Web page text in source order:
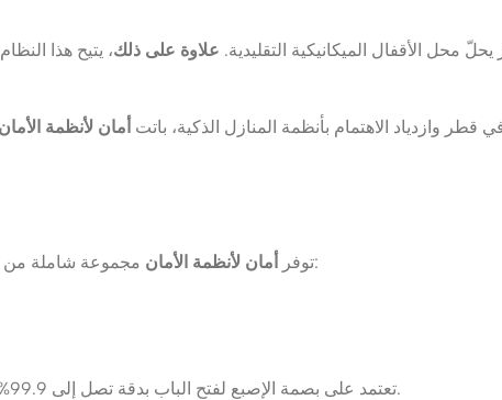
محل الأقفال الميكانيكية التقليدية. علاوة على ذلك، يتيح هذا
قطر وازدياد الاهتمام بأنظمة المنازل الذكية، باتت أمان لأنظمة الأمان
توفر أمان لأنظمة الأمان مجموعة شاملة من ، يمكننا استعراض أبرز هذه الأنواع:
تعتمد على بصمة الإصبع لفتح الباب بدقة تصل إلى 99.9%.، فهي مثالية للمنازل والمكاتب، حيث تدعم تسجيل عشرات البصمات لأفراد الأسرة أو الموظفين.